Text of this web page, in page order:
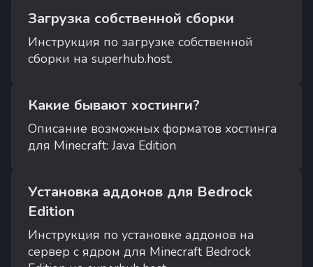
Загрузка собственной сборки
Инструкция по загрузке собственной
сборки на superhub.host.
Какие бывают хостинги?
Описание возможных форматов хостинга
для Minecraft: Java Edition
Установка аддонов для Bedrock
Edition
Инструкция по установке аддонов на
сервер с ядром для Minecraft Bedrock